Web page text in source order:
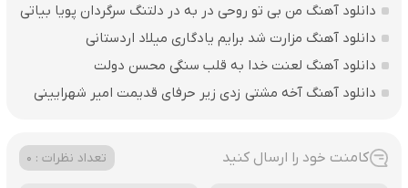
دانلود آهنگ من بی تو روحی در به در دلتنگ سرگردان پویا بیاتی
دانلود آهنگ مزارت شد برایم یادگاری میلاد اردستانی
دانلود آهنگ لعنت خدا به قلب سنگی محسن دولت
دانلود آهنگ آخه مشتی زدی زیر حرفای قدیمت امیر شهرایینی
کامنت خود را ارسال کنید تعداد نظرات : 0